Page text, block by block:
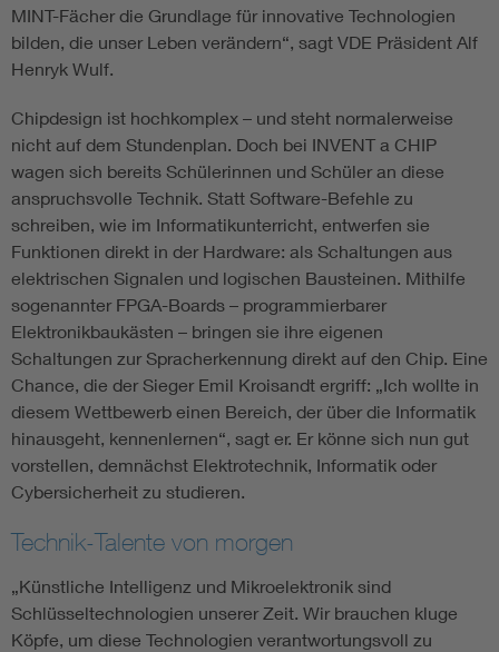
MINT-Fächer die Grundlage für innovative Technologien
bilden, die unser Leben verändern“, sagt VDE Präsident Alf
Henryk Wulf.
Chipdesign ist hochkomplex – und steht normalerweise
nicht auf dem Stundenplan. Doch bei INVENT a CHIP
wagen sich bereits Schülerinnen und Schüler an diese
anspruchsvolle Technik. Statt Software-Befehle zu
schreiben, wie im Informatikunterricht, entwerfen sie
Funktionen direkt in der Hardware: als Schaltungen aus
elektrischen Signalen und logischen Bausteinen. Mithilfe
sogenannter FPGA-Boards – programmierbarer
Elektronikbaukästen – bringen sie ihre eigenen
Schaltungen zur Spracherkennung direkt auf den Chip. Eine
Chance, die der Sieger Emil Kroisandt ergriff: „Ich wollte in
diesem Wettbewerb einen Bereich, der über die Informatik
hinausgeht, kennenlernen“, sagt er. Er könne sich nun gut
vorstellen, demnächst Elektrotechnik, Informatik oder
Cybersicherheit zu studieren.
Technik-Talente von morgen
„Künstliche Intelligenz und Mikroelektronik sind
Schlüsseltechnologien unserer Zeit. Wir brauchen kluge
Köpfe, um diese Technologien verantwortungsvoll zu